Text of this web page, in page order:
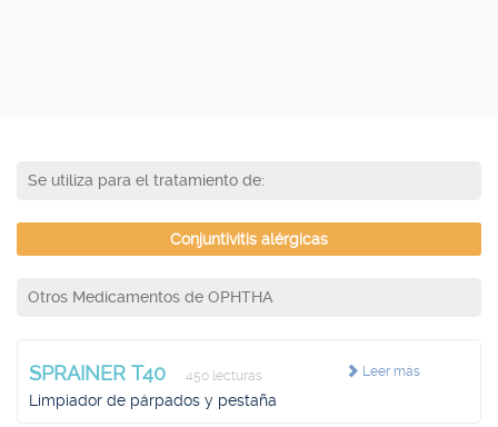
Se utiliza para el tratamiento de:
Conjuntivitis alérgicas
Otros Medicamentos de OPHTHA
Leer más
SPRAINER T40 450 lecturas
Limpiador de párpados y pestaña